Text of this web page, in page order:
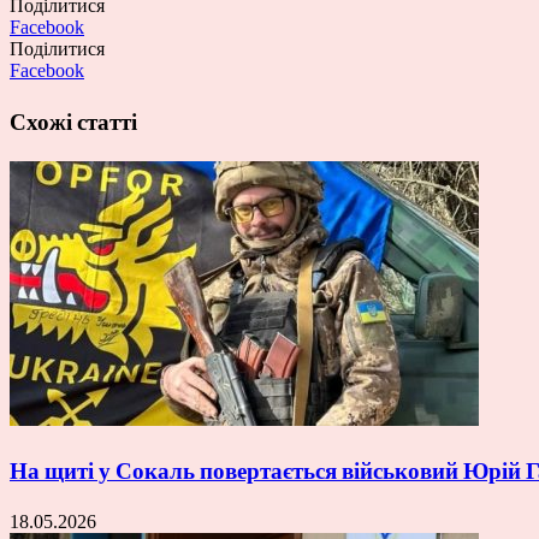
Поділитися
Facebook
Поділитися
Facebook
Схожі статті
На щиті у Сокаль повертається військовий Юрій
18.05.2026